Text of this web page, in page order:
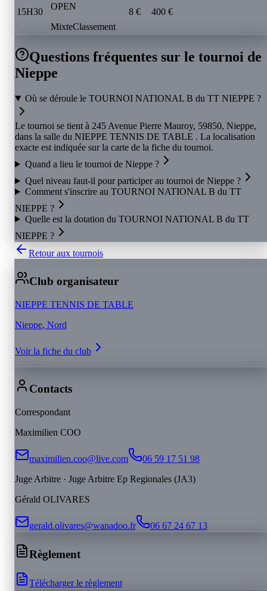
15H30
OPEN
MixteClassement
8 € 400 €
Questions fréquentes sur le tournoi de
Nieppe
Où se déroule le TOURNOI NATIONAL B du TT NIEPPE ?
Le tournoi se tient à 245 Avenue Pierre Mauroy, 59850, Nieppe,
dans la salle du NIEPPE TENNIS DE TABLE . La localisation
exacte est indiquée sur la carte de la fiche du tournoi.
Quand a lieu le tournoi de Nieppe ?
Quel niveau faut-il pour participer au tournoi de Nieppe ?
Comment s'inscrire au TOURNOI NATIONAL B du TT
NIEPPE ?
Quelle est la dotation du TOURNOI NATIONAL B du TT
NIEPPE ?
Retour aux tournois
Club organisateur
NIEPPE TENNIS DE TABLE
Nieppe, Nord
Voir la fiche du club
Contacts
Correspondant
Maximilien COO
maximilien.coo@live.com
06 59 17 51 98
Juge Arbitre · Juge Arbitre Ep Regionales (JA3)
Gérald OLIVARES
gerald.olivares@wanadoo.fr 06 67 24 67 13
Règlement
Télécharger le règlement